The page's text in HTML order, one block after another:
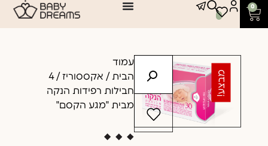
0
מבצע!
עמוד
הבית / אקססוריז
/ 4
חבילות רפידות הנקה
מבית "מגע הקסם"